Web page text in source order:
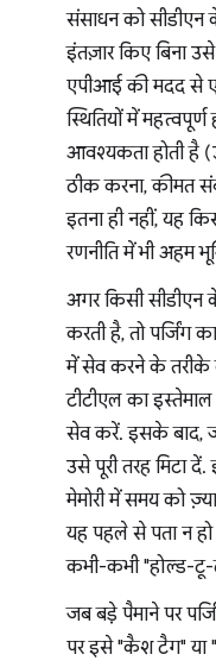
संसाधन को
इंतज़ार किए बिना
एपीआई की मदद से
स्थितियों में
आवश्यकता होती है
ठीक करना, कीमत
इतना ही नहीं, यह
रणनीति में भी अहम
अगर किसी सीडीएन
करती है, तो पर्जिंग
में सेव करने के तरीके
टीटीएल का
सेव करें. इसके बाद,
उसे पूरी तरह मिटा
मेमोरी में समय को
यह पहले से पता न
कभी-कभी "होल्ड-टू-
जब बड़े पैमाने पर
पर इसे "कैश टैग" या